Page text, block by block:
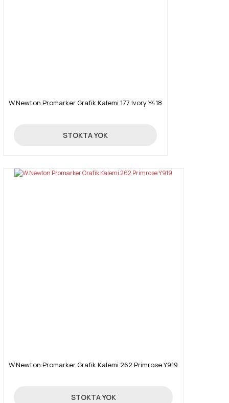
W.Newton Promarker Grafik Kalemi 177 Ivory Y418
19,90 TL
STOKTA YOK
W.Newton Promarker Grafik Kalemi 262 Primrose Y919
19,90 TL
STOKTA YOK